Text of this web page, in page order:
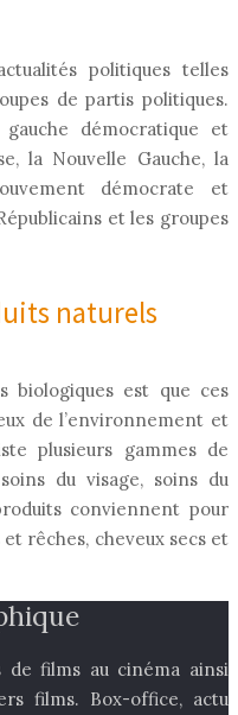
politiques telles
de partis politiques.
démocratique et
la Nouvelle Gauche, la
démocrate et
et les groupes
naturels
biologiques est que ces
de l’environnement et
plusieurs gammes de
du visage, soins du
conviennent pour
et rêches, cheveux secs et
de films au cinéma ainsi
films. Box-office, actu